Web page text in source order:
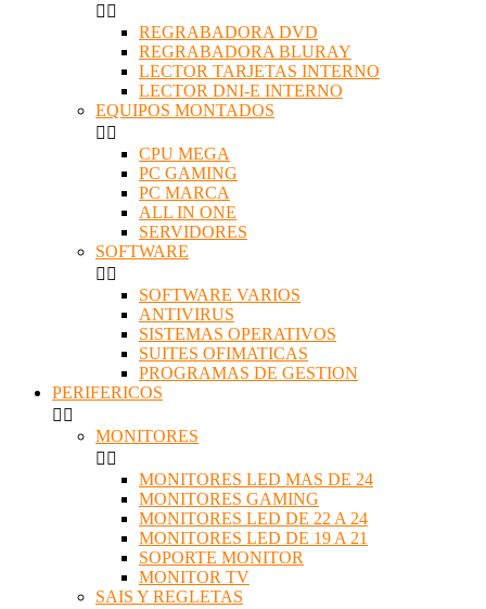
 
REGRABADORA DVD
REGRABADORA BLURAY
LECTOR TARJETAS INTERNO
LECTOR DNI-E INTERNO
EQUIPOS MONTADOS
 
CPU MEGA
PC GAMING
PC MARCA
ALL IN ONE
SERVIDORES
SOFTWARE
 
SOFTWARE VARIOS
ANTIVIRUS
SISTEMAS OPERATIVOS
SUITES OFIMATICAS
PROGRAMAS DE GESTION
PERIFERICOS
 
MONITORES
 
MONITORES LED MAS DE 24
MONITORES GAMING
MONITORES LED DE 22 A 24
MONITORES LED DE 19 A 21
SOPORTE MONITOR
MONITOR TV
SAIS Y REGLETAS